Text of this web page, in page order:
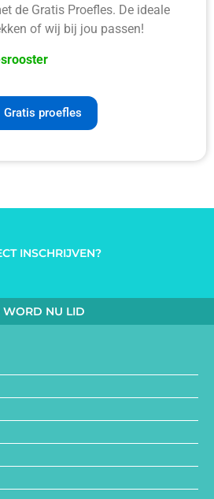
de Gratis Proefles. De ideale
of wij bij jou passen!
Gratis proefles
Leiden – Blijf
persoonlijke begeleiding. Voor
gezond en fit willen blijven,
Senioren Fit: een uniek
Fit zo
spierkracht en mobiliteit af.
INSCHRIJVEN?
NU LID